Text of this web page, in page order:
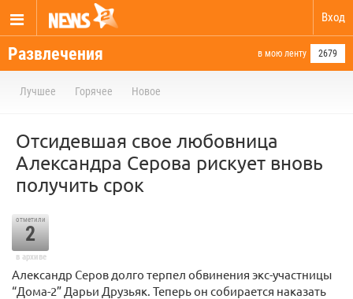
Вход
Развлечения в мою ленту 2679
Лучшее Горячее Новое
Отсидевшая свое любовница
Александра Серова рискует вновь
получить срок
отметили
2
в архиве
Александр Серов долго терпел обвинения экс-участницы
“Дома-2” Дарьи Друзьяк. Теперь он собирается наказать